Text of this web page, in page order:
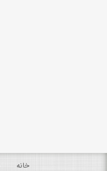
خانه